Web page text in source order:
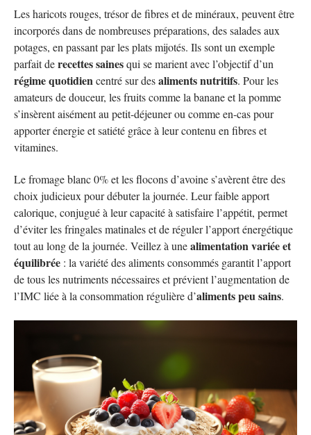
Les haricots rouges, trésor de fibres et de minéraux, peuvent être
incorporés dans de nombreuses préparations, des salades aux
potages, en passant par les plats mijotés. Ils sont un exemple
parfait derecettes sainesqui se marient avec l’objectif d’un
régime quotidien centré sur desaliments nutritifs. Pour les
amateurs de douceur, les fruits comme la banane et la pomme
s’insèrent aisément au petit-déjeuner ou comme en-cas pour
apporter énergie et satiété grâce à leur contenu en fibres et
vitamines.
Le fromage blanc 0% et les flocons d’avoine s’avèrent être des
choix judicieux pour débuter la journée. Leur faible apport
calorique, conjugué à leur capacité à satisfaire l’appétit, permet
d’éviter les fringales matinales et de réguler l’apport énergétique
tout au long de la journée. Veillez à unealimentation variée et
équilibrée : la variété des aliments consommés garantit l’apport
de tous les nutriments nécessaires et prévient l’augmentation de
l’IMC liée à la consommation régulière d’aliments peu sains.